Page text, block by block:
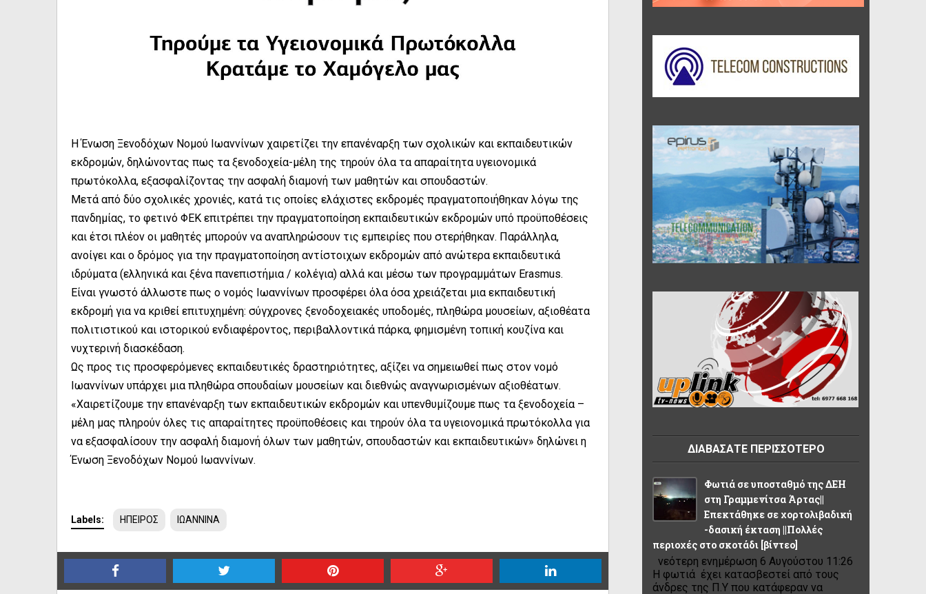
Η Ένωση Ξενοδόχων Νομού Ιωαννίνων χαιρετίζει την επανέναρξη των σχολικών και εκπαιδευτικών
εκδρομών, δηλώνοντας πως τα ξενοδοχεία-μέλη της τηρούν όλα τα απαραίτητα υγειονομικά
πρωτόκολλα, εξασφαλίζοντας την ασφαλή διαμονή των μαθητών και σπουδαστών.
Μετά από δύο σχολικές χρονιές, κατά τις οποίες ελάχιστες εκδρομές πραγματοποιήθηκαν λόγω της
πανδημίας, το φετινό ΦΕΚ επιτρέπει την πραγματοποίηση εκπαιδευτικών εκδρομών υπό προϋποθέσεις
και έτσι πλέον οι μαθητές μπορούν να αναπληρώσουν τις εμπειρίες που στερήθηκαν. Παράλληλα,
ανοίγει και ο δρόμος για την πραγματοποίηση αντίστοιχων εκδρομών από ανώτερα εκπαιδευτικά
ιδρύματα (ελληνικά και ξένα πανεπιστήμια / κολέγια) αλλά και μέσω των προγραμμάτων Erasmus.
Είναι γνωστό άλλωστε πως ο νομός Ιωαννίνων προσφέρει όλα όσα χρειάζεται μια εκπαιδευτική
εκδρομή για να κριθεί επιτυχημένη: σύγχρονες ξενοδοχειακές υποδομές, πληθώρα μουσείων, αξιοθέατα
πολιτιστικού και ιστορικού ενδιαφέροντος, περιβαλλοντικά πάρκα, φημισμένη τοπική κουζίνα και
νυχτερινή διασκέδαση.
Ως προς τις προσφερόμενες εκπαιδευτικές δραστηριότητες, αξίζει να σημειωθεί πως στον νομό
Ιωαννίνων υπάρχει μια πληθώρα σπουδαίων μουσείων και διεθνώς αναγνωρισμένων αξιοθέατων.
«Χαιρετίζουμε την επανέναρξη των εκπαιδευτικών εκδρομών και υπενθυμίζουμε πως τα ξενοδοχεία –
μέλη μας πληρούν όλες τις απαραίτητες προϋποθέσεις και τηρούν όλα τα υγειονομικά πρωτόκολλα για
να εξασφαλίσουν την ασφαλή διαμονή όλων των μαθητών, σπουδαστών και εκπαιδευτικών» δηλώνει η
Ένωση Ξενοδόχων Νομού Ιωαννίνων.
Labels: ΗΠΕΙΡΟΣ ΙΩΑΝΝΙΝΑ
ΔΙΑΒΑΣΑΤΕ ΠΕΡΙΣΣΟΤΕΡΟ
Φωτιά σε υποσταθμό της ΔΕΗ
στη Γραμμενίτσα Άρτας||
Επεκτάθηκε σε χορτολιβαδική
-δασική έκταση ||Πολλές
περιοχές στο σκοτάδι [βίντεο]
νεότερη ενημέρωση 6 Αυγούστου 11:26
Η φωτιά έχει κατασβεστεί από τους
άνδρες της Π.Υ που κατάφεραν να